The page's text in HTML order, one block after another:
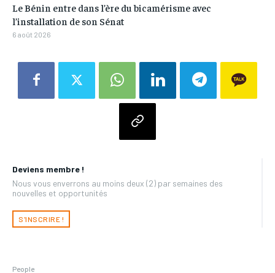
Deviens membre !
Nous vous enverrons au moins deux (2) par semaines des
nouvelles et opportunités
S'INSCRIRE !
People
Le Bénin entre dans l’ère du bicamérisme avec
l’installation de son Sénat
6 août 2026